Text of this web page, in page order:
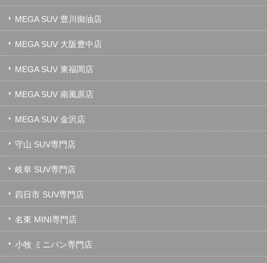
MEGA SUV 豊川御油店
MEGA SUV 大阪豊中店
MEGA SUV 東福岡店
MEGA SUV 南風原店
MEGA SUV 金沢店
守山 SUV専門店
岐阜 SUV専門店
四日市 SUV専門店
名東 MINI専門店
小牧 ミニバン専門店